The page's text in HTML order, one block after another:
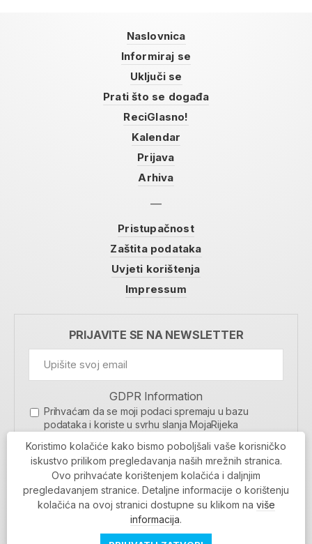
Naslovnica
Informiraj se
Uključi se
Prati što se događa
ReciGlasno!
Kalendar
Prijava
Arhiva
Pristupačnost
Zaštita podataka
Uvjeti korištenja
Impressum
PRIJAVITE SE NA NEWSLETTER
GDPR Information
Prihvaćam da se moji podaci spremaju u bazu
podataka i koriste u svrhu slanja MojaRijeka
MOJARIJEKA NEWSLETTER
PRIJAVI SE
Koristimo kolačiće kako bismo poboljšali vaše korisničko
iskustvo prilikom pregledavanja naših mrežnih stranica.
Ovo prihvaćate korištenjem kolačića i daljnjim
pregledavanjem stranice. Detaljne informacije o korištenju
kolačića na ovoj stranici dostupne su klikom na više
informacija.